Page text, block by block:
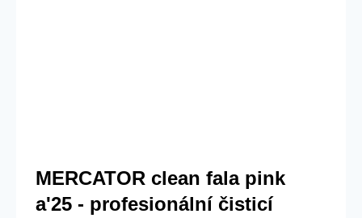
MERCATOR clean fala pink
a'25 - profesionální čisticí